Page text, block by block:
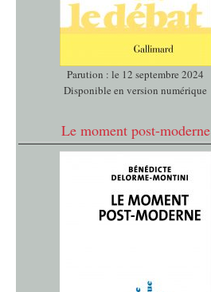
Parution : le 12 septembre 2024
Disponible en version numérique
Le moment post-moderne